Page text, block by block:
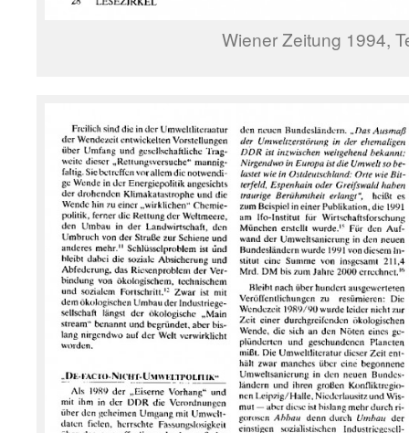
Wiener Zeitung 1994,